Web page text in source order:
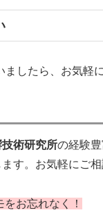
ましたら、お気軽
術研究所の経験
す。お気軽にご相
お忘れなく！